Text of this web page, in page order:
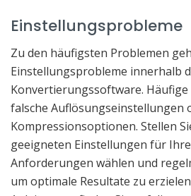
Einstellungsprobleme
Zu den häufigsten Problemen
Einstellungsprobleme innerhalb
Konvertierungssoftware. Häufige
falsche Auflösungseinstellungen
Kompressionsoptionen. Stellen
geeigneten Einstellungen für
Anforderungen wählen und
um optimale Resultate zu